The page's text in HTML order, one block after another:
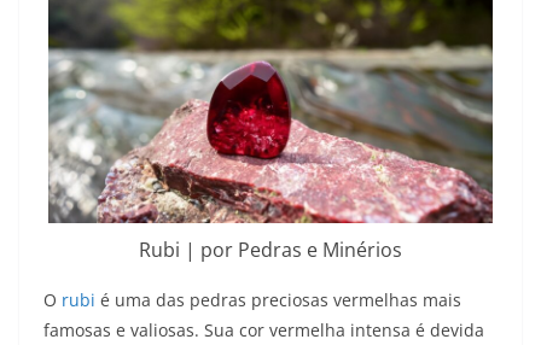
Rubi | por Pedras e Minérios
O rubi é uma das pedras preciosas vermelhas mais
famosas e valiosas. Sua cor vermelha intensa é devida